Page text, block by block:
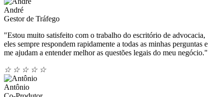
André
Gestor de Tráfego
"Estou muito satisfeito com o trabalho do escritório de advocacia,
eles sempre respondem rapidamente a todas as minhas perguntas e
me ajudam a entender melhor as questões legais do meu negócio."
☆ ☆ ☆ ☆ ☆
Antônio